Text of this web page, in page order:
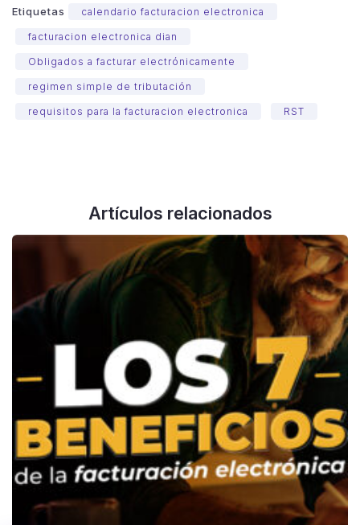
Etiquetas calendario facturacion electronica
facturacion electronica dian
Obligados a facturar electrónicamente
regimen simple de tributación
requisitos para la facturacion electronica RST
Artículos relacionados